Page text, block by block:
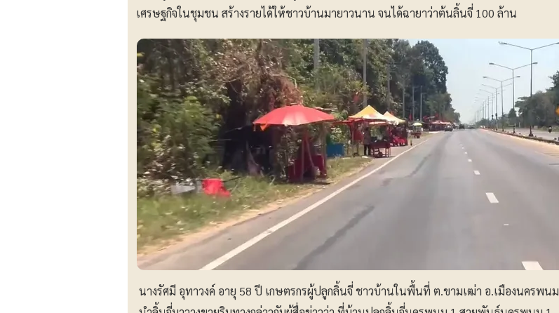
เศรษฐกิจในชุมชน สร้างรายได้ให้ชาวบ้านมายาวนาน จนได้ฉายาว่าต้นลิ้นจี่ 100 ล้าน
นางรัศมี อุทาวงค์ อายุ 58 ปี เกษตรกรผู้ปลูกลิ้นจี่ ชาวบ้านในพื้นที่ ต.ขามเฒ่า อ.เมืองนครพนม